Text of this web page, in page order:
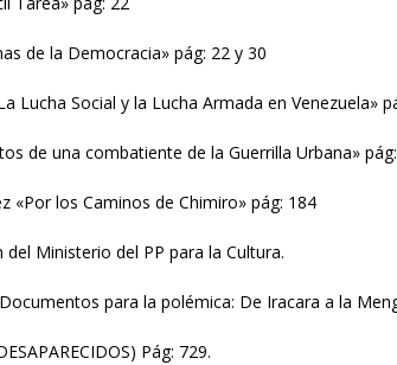
de la Democracia» pág: 22 y 30
Lucha Social y la Lucha Armada en Venezuela»
de una combatiente de la Guerrilla Urbana»
«Por los Caminos de Chimiro» pág: 184
Ministerio del PP para la Cultura.
para la polémica: De Iracara a la
Pág: 729.